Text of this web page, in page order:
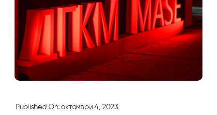
Published On: октомври 4, 2023